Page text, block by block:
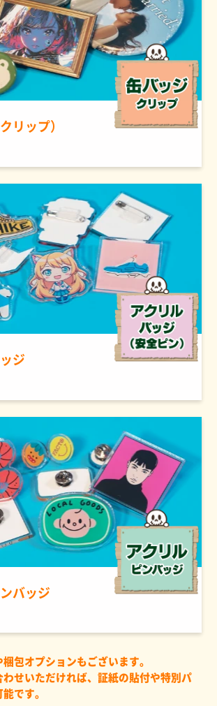
リップ）
ジ
バッジ
包オプションもございます。
わせいただければ、証紙の貼付や特別パ
です。